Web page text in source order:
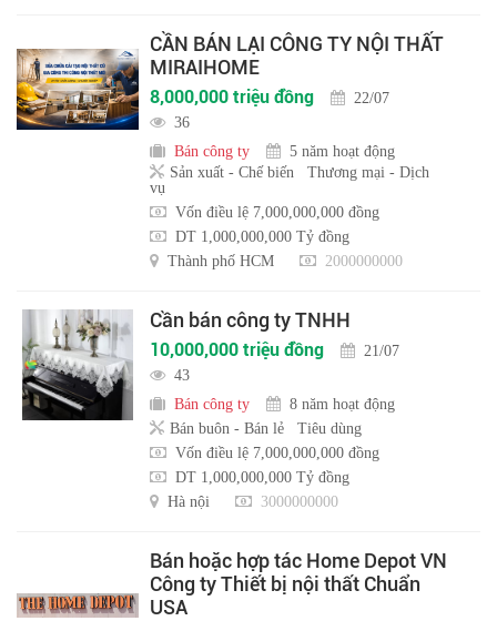
CẦN BÁN LẠI CÔNG TY NỘI THẤT
MIRAIHOME
8,000,000 triệu đồng
22/07
36
Bán công ty
5 năm hoạt động
Sản xuất - Chế biến
Thương mại - Dịch
vụ
Vốn điều lệ 7,000,000,000 đồng
DT 1,000,000,000 Tỷ đồng
Thành phố HCM
2000000000
Cần bán công ty TNHH
10,000,000 triệu đồng
21/07
43
Bán công ty
8 năm hoạt động
Bán buôn - Bán lẻ
Tiêu dùng
Vốn điều lệ 7,000,000,000 đồng
DT 1,000,000,000 Tỷ đồng
Hà nội
3000000000
Bán hoặc hợp tác Home Depot VN
Công ty Thiết bị nội thất Chuẩn
USA